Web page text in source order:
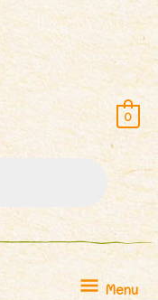
0
Menu
Menu